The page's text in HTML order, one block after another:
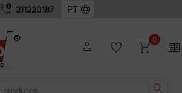
call_quality 211220187 language
search
person favorite_border shopping_cart0 two_pager